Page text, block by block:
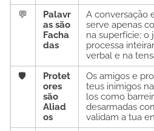
💬
Palavr
as são
Facha
das
A conversação
serve apenas
na superfície; o
processa
verbal e na
🛡️
Protet
ores
são
Aliad
os
Os amigos e
teus inimigos
los como
desarmadas
validam a tua